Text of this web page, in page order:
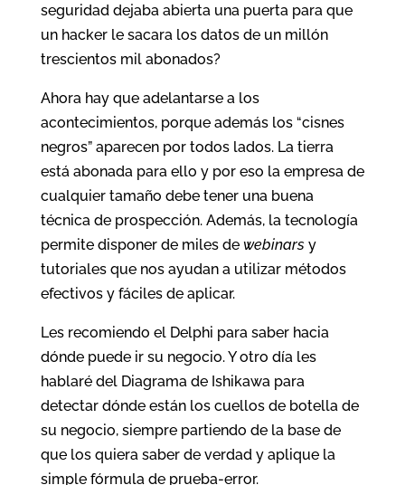
seguridad dejaba abierta una puerta para que
un hacker le sacara los datos de un millón
trescientos mil abonados?
Ahora hay que adelantarse a los
acontecimientos, porque además los “cisnes
negros” aparecen por todos lados. La tierra
está abonada para ello y por eso la empresa de
cualquier tamaño debe tener una buena
técnica de prospección. Además, la tecnología
permite disponer de miles de webinars y
tutoriales que nos ayudan a utilizar métodos
efectivos y fáciles de aplicar.
Les recomiendo el Delphi para saber hacia
dónde puede ir su negocio. Y otro día les
hablaré del Diagrama de Ishikawa para
detectar dónde están los cuellos de botella de
su negocio, siempre partiendo de la base de
que los quiera saber de verdad y aplique la
simple fórmula de prueba-error.